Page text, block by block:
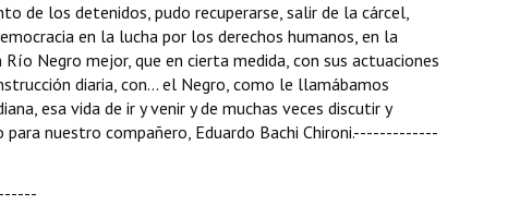
de los detenidos, pudo recuperarse, salir de la cárcel,
en la lucha por los derechos humanos, en la
Negro mejor, que en cierta medida, con sus actuaciones
diaria, con... el Negro, como le llamábamos
esa vida de ir y venir y de muchas veces discutir y
nuestro compañero, Eduardo Bachi Chironi.-------------